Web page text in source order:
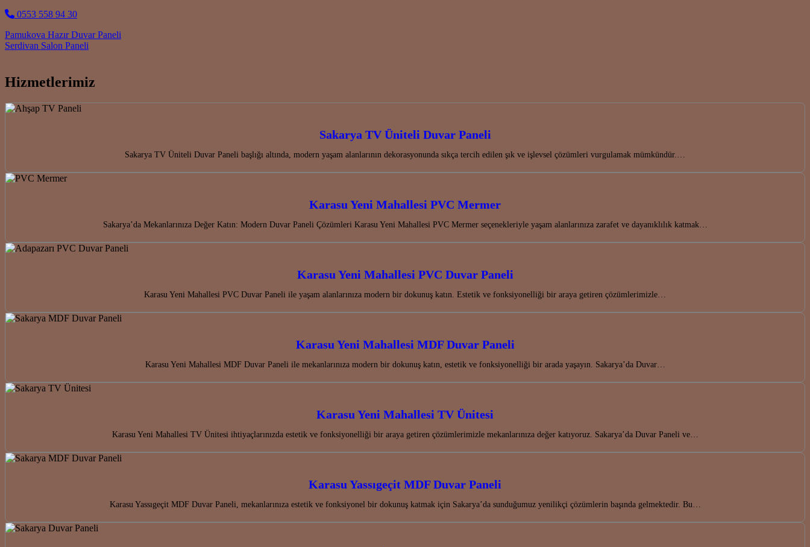
0553 558 94 30
Post navigation
Pamukova Hazır Duvar Paneli
Serdivan Salon Paneli
Hizmetlerimiz
Sakarya TV Üniteli Duvar Paneli
Sakarya TV Üniteli Duvar Paneli başlığı altında, modern yaşam alanlarının dekorasyonunda sıkça tercih edilen şık ve işlevsel çözümleri vurgulamak mümkündür.…
Karasu Yeni Mahallesi PVC Mermer
Sakarya’da Mekanlarınıza Değer Katın: Modern Duvar Paneli Çözümleri Karasu Yeni Mahallesi PVC Mermer seçenekleriyle yaşam alanlarınıza zarafet ve dayanıklılık katmak…
Karasu Yeni Mahallesi PVC Duvar Paneli
Karasu Yeni Mahallesi PVC Duvar Paneli ile yaşam alanlarınıza modern bir dokunuş katın. Estetik ve fonksiyonelliği bir araya getiren çözümlerimizle…
Karasu Yeni Mahallesi MDF Duvar Paneli
Karasu Yeni Mahallesi MDF Duvar Paneli ile mekanlarınıza modern bir dokunuş katın, estetik ve fonksiyonelliği bir arada yaşayın. Sakarya’da Duvar…
Karasu Yeni Mahallesi TV Ünitesi
Karasu Yeni Mahallesi TV Ünitesi ihtiyaçlarınızda estetik ve fonksiyonelliği bir araya getiren çözümlerimizle mekanlarınıza değer katıyoruz. Sakarya’da Duvar Paneli ve…
Karasu Yassıgeçit MDF Duvar Paneli
Karasu Yassıgeçit MDF Duvar Paneli, mekanlarınıza estetik ve fonksiyonel bir dokunuş katmak için Sakarya’da sunduğumuz yenilikçi çözümlerin başında gelmektedir. Bu…